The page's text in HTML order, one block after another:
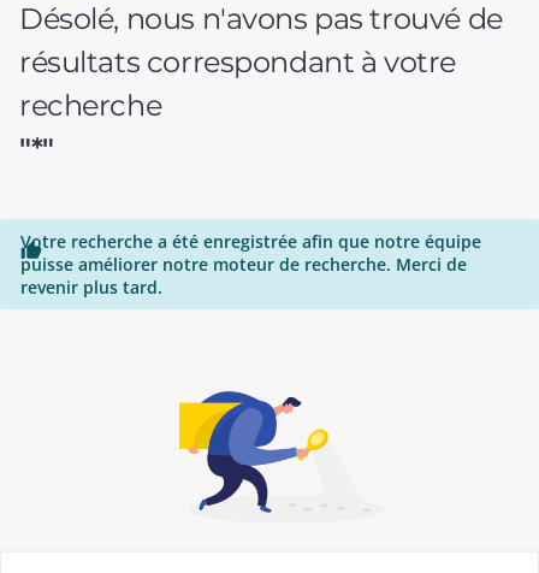
Désolé, nous n'avons pas trouvé de
résultats correspondant à votre
recherche
"*"

Votre recherche a été enregistrée afin que notre équipe
puisse améliorer notre moteur de recherche. Merci de
revenir plus tard.